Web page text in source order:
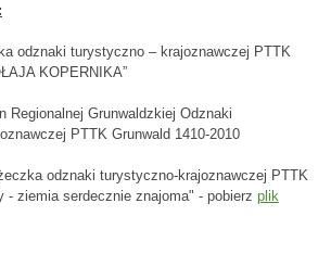
odznaki turystyczno – krajoznawczej PTTK
KOPERNIKA”
Regionalnej Grunwaldzkiej Odznaki
PTTK Grunwald 1410-2010
odznaki turystyczno-krajoznawczej PTTK
- ziemia serdecznie znajoma" - pobierz plik